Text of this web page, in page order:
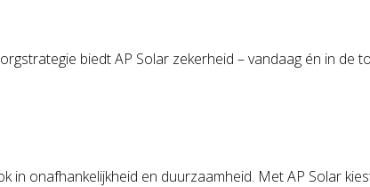
biedt AP Solar zekerheid – vandaag én in de
in onafhankelijkheid en duurzaamheid. Met AP Solar